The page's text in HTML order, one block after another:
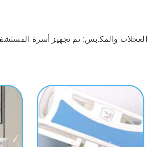
العجلات والمكابس: تم تجهيز أسرة